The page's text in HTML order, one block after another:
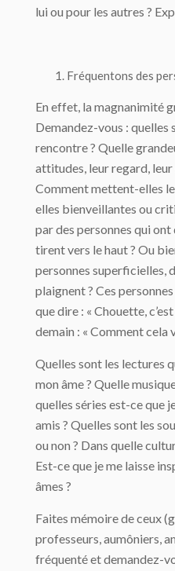
lui ou pour les autres ?
Fréquentons des
En effet, la magnanimité
Demandez-vous : quelles
rencontre ? Quelle
attitudes, leur regard,
Comment mettent-elles
elles bienveillantes ou
par des personnes qui
tirent vers le haut ? Ou
personnes superficielles,
plaignent ? Ces
que dire : « Chouette,
demain : « Comment cela
Quelles sont les lectures
mon âme ? Quelle
quelles séries est-ce que
amis ? Quelles sont les
ou non ? Dans quelle
Est-ce que je me laisse
âmes ?
Faites mémoire de ceux
professeurs, aumôniers,
fréquenté et demandez-